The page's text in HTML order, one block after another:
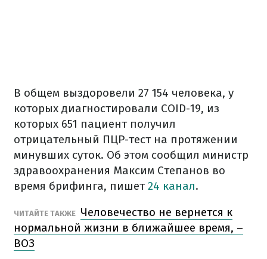
В общем выздоровели 27 154 человека, у
которых диагностировали COID-19, из
которых 651 пациент получил
отрицательный ПЦР-тест на протяжении
минувших суток. Об этом сообщил министр
здравоохранения Максим Степанов во
время брифинга, пишет24 канал.
ЧИТАЙТЕ ТАКЖЕ Человечество не вернется к
нормальной жизни в ближайшее время, –
ВОЗ